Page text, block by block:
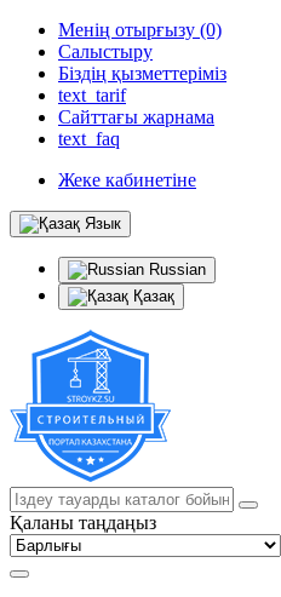
Менің отырғызу (0)
Салыстыру
Біздің қызметтеріміз
text_tarif
Сайттағы жарнама
text_faq
Жеке кабинетіне
Язык
Russian
Қазақ
Қаланы таңдаңыз